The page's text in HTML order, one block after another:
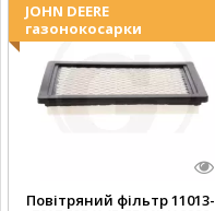
JOHN DEERE
газонокосарки
Повітряний фільтр 11013-